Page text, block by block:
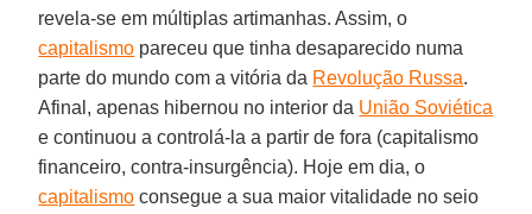
revela-se em múltiplas artimanhas. Assim, o
capitalismo pareceu que tinha desaparecido numa
parte do mundo com a vitória da Revolução Russa.
Afinal, apenas hibernou no interior da União Soviética
e continuou a controlá-la a partir de fora (capitalismo
financeiro, contra-insurgência). Hoje em dia, o
capitalismo consegue a sua maior vitalidade no seio